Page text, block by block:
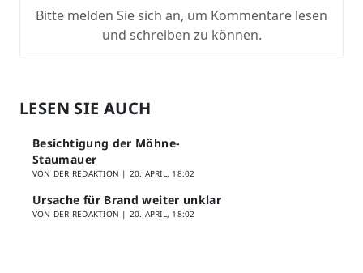
Bitte melden Sie sich an, um Kommentare lesen
und schreiben zu können.
LESEN SIE AUCH
Besichtigung der Möhne-
Staumauer
VON DER REDAKTION | 20. APRIL, 18:02
Ursache für Brand weiter unklar
VON DER REDAKTION | 20. APRIL, 18:02